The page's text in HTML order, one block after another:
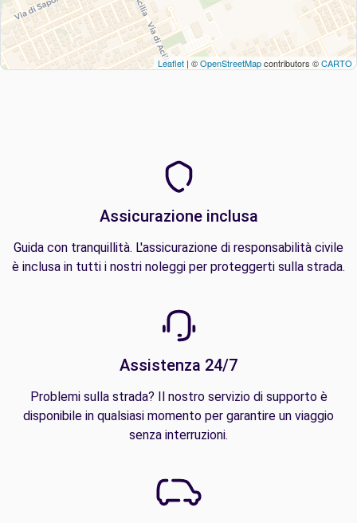
Leaflet | ©OpenStreetMapcontributors ©CARTO
Assicurazione inclusa
Guida con tranquillità. L'assicurazione di responsabilità civile
è inclusa in tutti i nostri noleggi per proteggerti sulla strada.
Assistenza 24/7
Problemi sulla strada? Il nostro servizio di supporto è
disponibile in qualsiasi momento per garantire un viaggio
senza interruzioni.